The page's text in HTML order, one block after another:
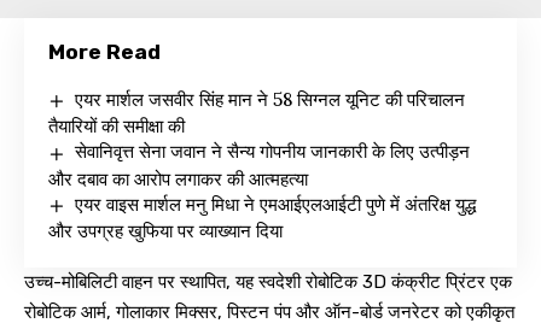
More Read
एयर मार्शल जसवीर सिंह मान ने 58 सिग्नल यूनिट की परिचालन
तैयारियों की समीक्षा की
सेवानिवृत्त सेना जवान ने सैन्य गोपनीय जानकारी के लिए उत्पीड़न
और दबाव का आरोप लगाकर की आत्महत्या
एयर वाइस मार्शल मनु मिधा ने एमआईएलआईटी पुणे में अंतरिक्ष युद्ध
और उपग्रह खुफिया पर व्याख्यान दिया
उच्च-मोबिलिटी वाहन पर स्थापित, यह स्वदेशी रोबोटिक 3D कंक्रीट प्रिंटर एक
रोबोटिक आर्म, गोलाकार मिक्सर, पिस्टन पंप और ऑन-बोर्ड जनरेटर को एकीकृत